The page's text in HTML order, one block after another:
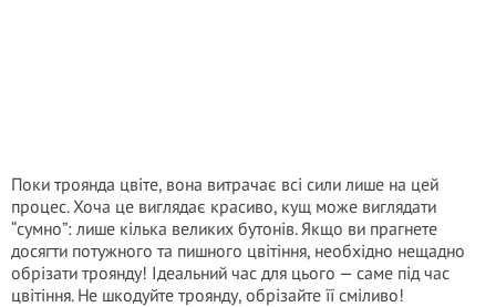
Поки троянда цвіте, вона витрачає всі сили лише на цей
процес. Хоча це виглядає красиво, кущ може виглядати
“сумно”: лише кілька великих бутонів. Якщо ви прагнете
досягти потужного та пишного цвітіння, необхідно нещадно
обрізати троянду! Ідеальний час для цього — саме під час
цвітіння. Не шкодуйте троянду, обрізайте її сміливо!